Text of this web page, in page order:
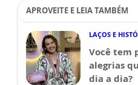
APROVEITE E LEIA TAMBÉM
LAÇOS E
Você tem
alegrias
dia a dia?